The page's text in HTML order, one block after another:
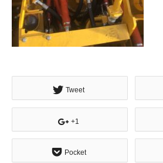
Tweet
+1
Pocket